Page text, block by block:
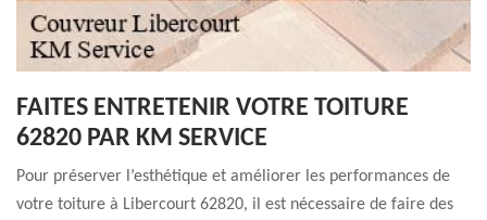
FAITES ENTRETENIR VOTRE TOITURE
62820 PAR KM SERVICE
Pour préserver l’esthétique et améliorer les performances de
votre toiture à Libercourt 62820, il est nécessaire de faire des